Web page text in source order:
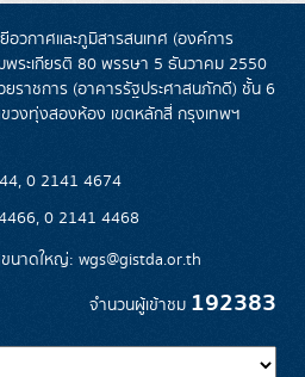
วกาศและภูมิสารสนเทศ (องค์การ
พระเกียรติ 80 พรรษา 5 ธันวาคม 2550
ราชการ (อาคารรัฐประศาสนภักดี) ชั้น 6
วงทุ่งสองห้อง เขตหลักสี่ กรุงเทพฯ
0 2141 4674
0 2141 4468
นาดใหญ่: wgs@gistda.or.th
จำนวนผู้เข้าชม 192383